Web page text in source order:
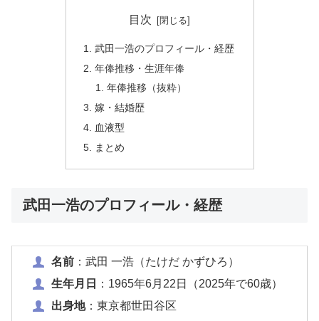
目次
武田一浩のプロフィール・経歴
年俸推移・生涯年俸
年俸推移（抜粋）
嫁・結婚歴
血液型
まとめ
武田一浩のプロフィール・経歴
名前：武田 一浩（たけだ かずひろ）
生年月日
：1965年6月22日（2025年で60歳）
出身地：東京都世田谷区